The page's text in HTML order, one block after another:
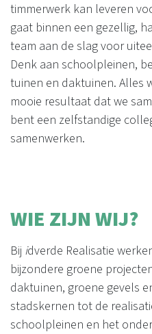
timmerwerk kan leveren
gaat binnen een gezellig,
team aan de slag voor
Denk aan schoolpleinen,
tuinen en daktuinen. Alles
mooie resultaat dat we
bent een zelfstandige
samenwerken.
WIE ZIJN WIJ?
Bij idverde Realisatie
bijzondere groene
daktuinen, groene gevels
stadskernen tot de
schoolpleinen en het